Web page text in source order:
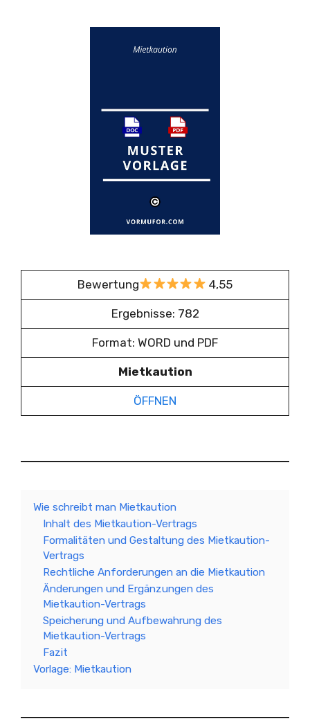
Bewertung 4,55
Ergebnisse: 782
Format: WORD und PDF
Mietkaution
ÖFFNEN
Wie schreibt man Mietkaution
Inhalt des Mietkaution-Vertrags
Formalitäten und Gestaltung des Mietkaution-
Vertrags
Rechtliche Anforderungen an die Mietkaution
Änderungen und Ergänzungen des
Mietkaution-Vertrags
Speicherung und Aufbewahrung des
Mietkaution-Vertrags
Fazit
Vorlage: Mietkaution